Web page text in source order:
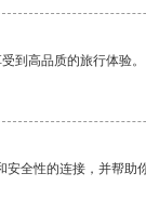
到高品质的旅行体验。
全性的连接，并帮助